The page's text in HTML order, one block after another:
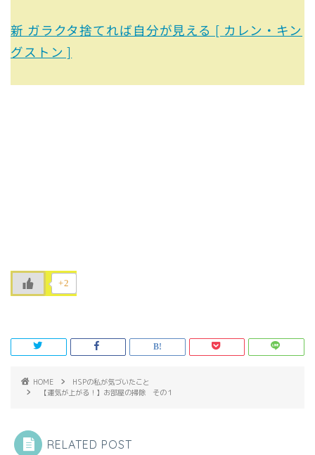
新 ガラクタ捨てれば自分が見える [ カレン・キン
グストン ]
+2
HOME
HSPの私が気づいたこと
【運気が上がる！】お部屋の掃除 その１
RELATED POST